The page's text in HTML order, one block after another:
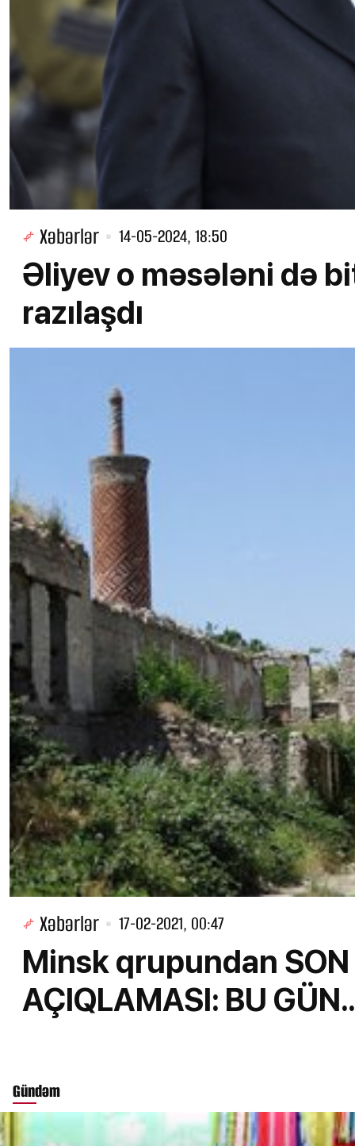
Xəbərlər 14-05-2024, 18:50
Əliyev o məsələni də
razılaşdı
Xəbərlər 17-02-2021, 00:47
Minsk qrupundan
AÇIQLAMASI: BU
Gündəm